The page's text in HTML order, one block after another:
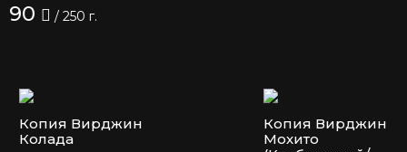
90 / 250 г.
Копия Вирджин
Колада
Копия Вирджин
Мохито